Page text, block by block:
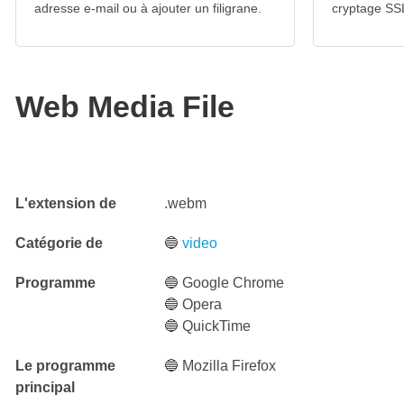
adresse e-mail ou à ajouter un filigrane. cryptage
Web Media File
L'extension de .webm
Catégorie de 🔵video
Programme
🔵 Google Chrome
🔵 Opera
🔵 QuickTime
Le programme
principal
🔵 Mozilla Firefox